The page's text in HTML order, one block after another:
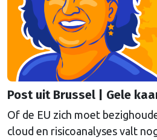
Post uit Brussel | Gele
Of de EU zich moet
cloud en risicoanalyses valt